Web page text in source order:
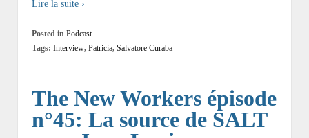
Lire la suite ›
Posted in Podcast
Tags: Interview, Patricia, Salvatore Curaba
The New Workers épisode
n°45: La source de SALT